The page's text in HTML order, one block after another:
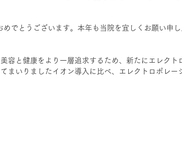
でとうございます。本年も当院を宜しくお願い申
容と健康をより一層追求するため、新たにエレクト
まいりましたイオン導入に比べ、エレクトロポレー